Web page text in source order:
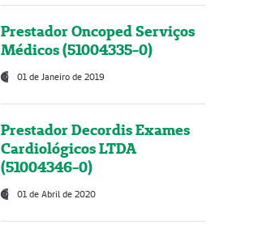
Prestador Oncoped Serviços
Médicos (51004335-0)
01 de Janeiro de 2019
Prestador Decordis Exames
Cardiológicos LTDA
(51004346-0)
01 de Abril de 2020